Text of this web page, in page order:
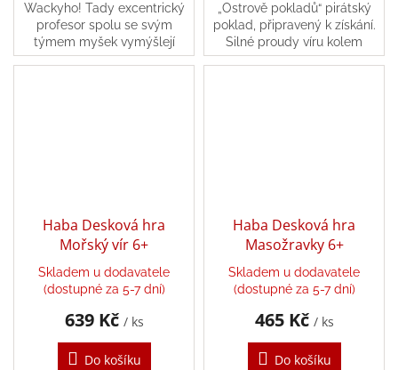
Wackyho! Tady excentrický
profesor spolu se svým
týmem myšek vymýšlejí
neobvyklé vynálezy –
„Ostrově pokladů“ pirátský
poklad, připravený k získání.
Silné proudy víru kolem
ostrova však drží všechny
Haba Desková hra
Mořský vír 6+
Skladem u dodavatele
(dostupné za 5-7 dní)
639 Kč / ks
Do košíku
Haba Desková hra
Masožravky 6+
Skladem u dodavatele
(dostupné za 5-7 dní)
465 Kč / ks
Do košíku